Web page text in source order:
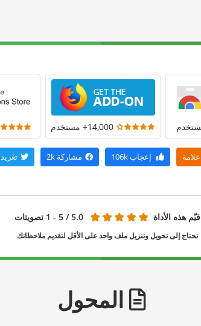
14,000+ مستخدم
علامة إعجاب مشاركة 2k تغريد
قيّم هذه الأداة 5.0 / 5 - 1 تصويتات
تحتاج إلى تحويل وتنزيل ملف واحد على الأقل لتقديم ملاحظاتك
المحول